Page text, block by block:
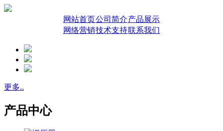
网站首页公司简介产品展示
网络营销技术支持联系我们
更多..
产品中心